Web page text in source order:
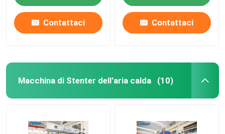
Contattaci Contattaci
Macchina di Stenter dell'aria calda (10)